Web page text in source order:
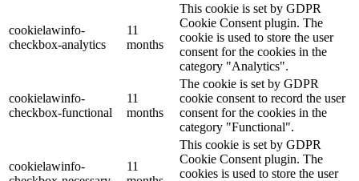
cookielawinfo-
checkbox-analytics
11
months
This cookie is set by GDPR
Cookie Consent plugin. The
cookie is used to store the user
consent for the cookies in the
category "Analytics".
cookielawinfo-
checkbox-functional
11
months
The cookie is set by GDPR
cookie consent to record the user
consent for the cookies in the
category "Functional".
cookielawinfo-
11
This cookie is set by GDPR
Cookie Consent plugin. The
cookies is used to store the user